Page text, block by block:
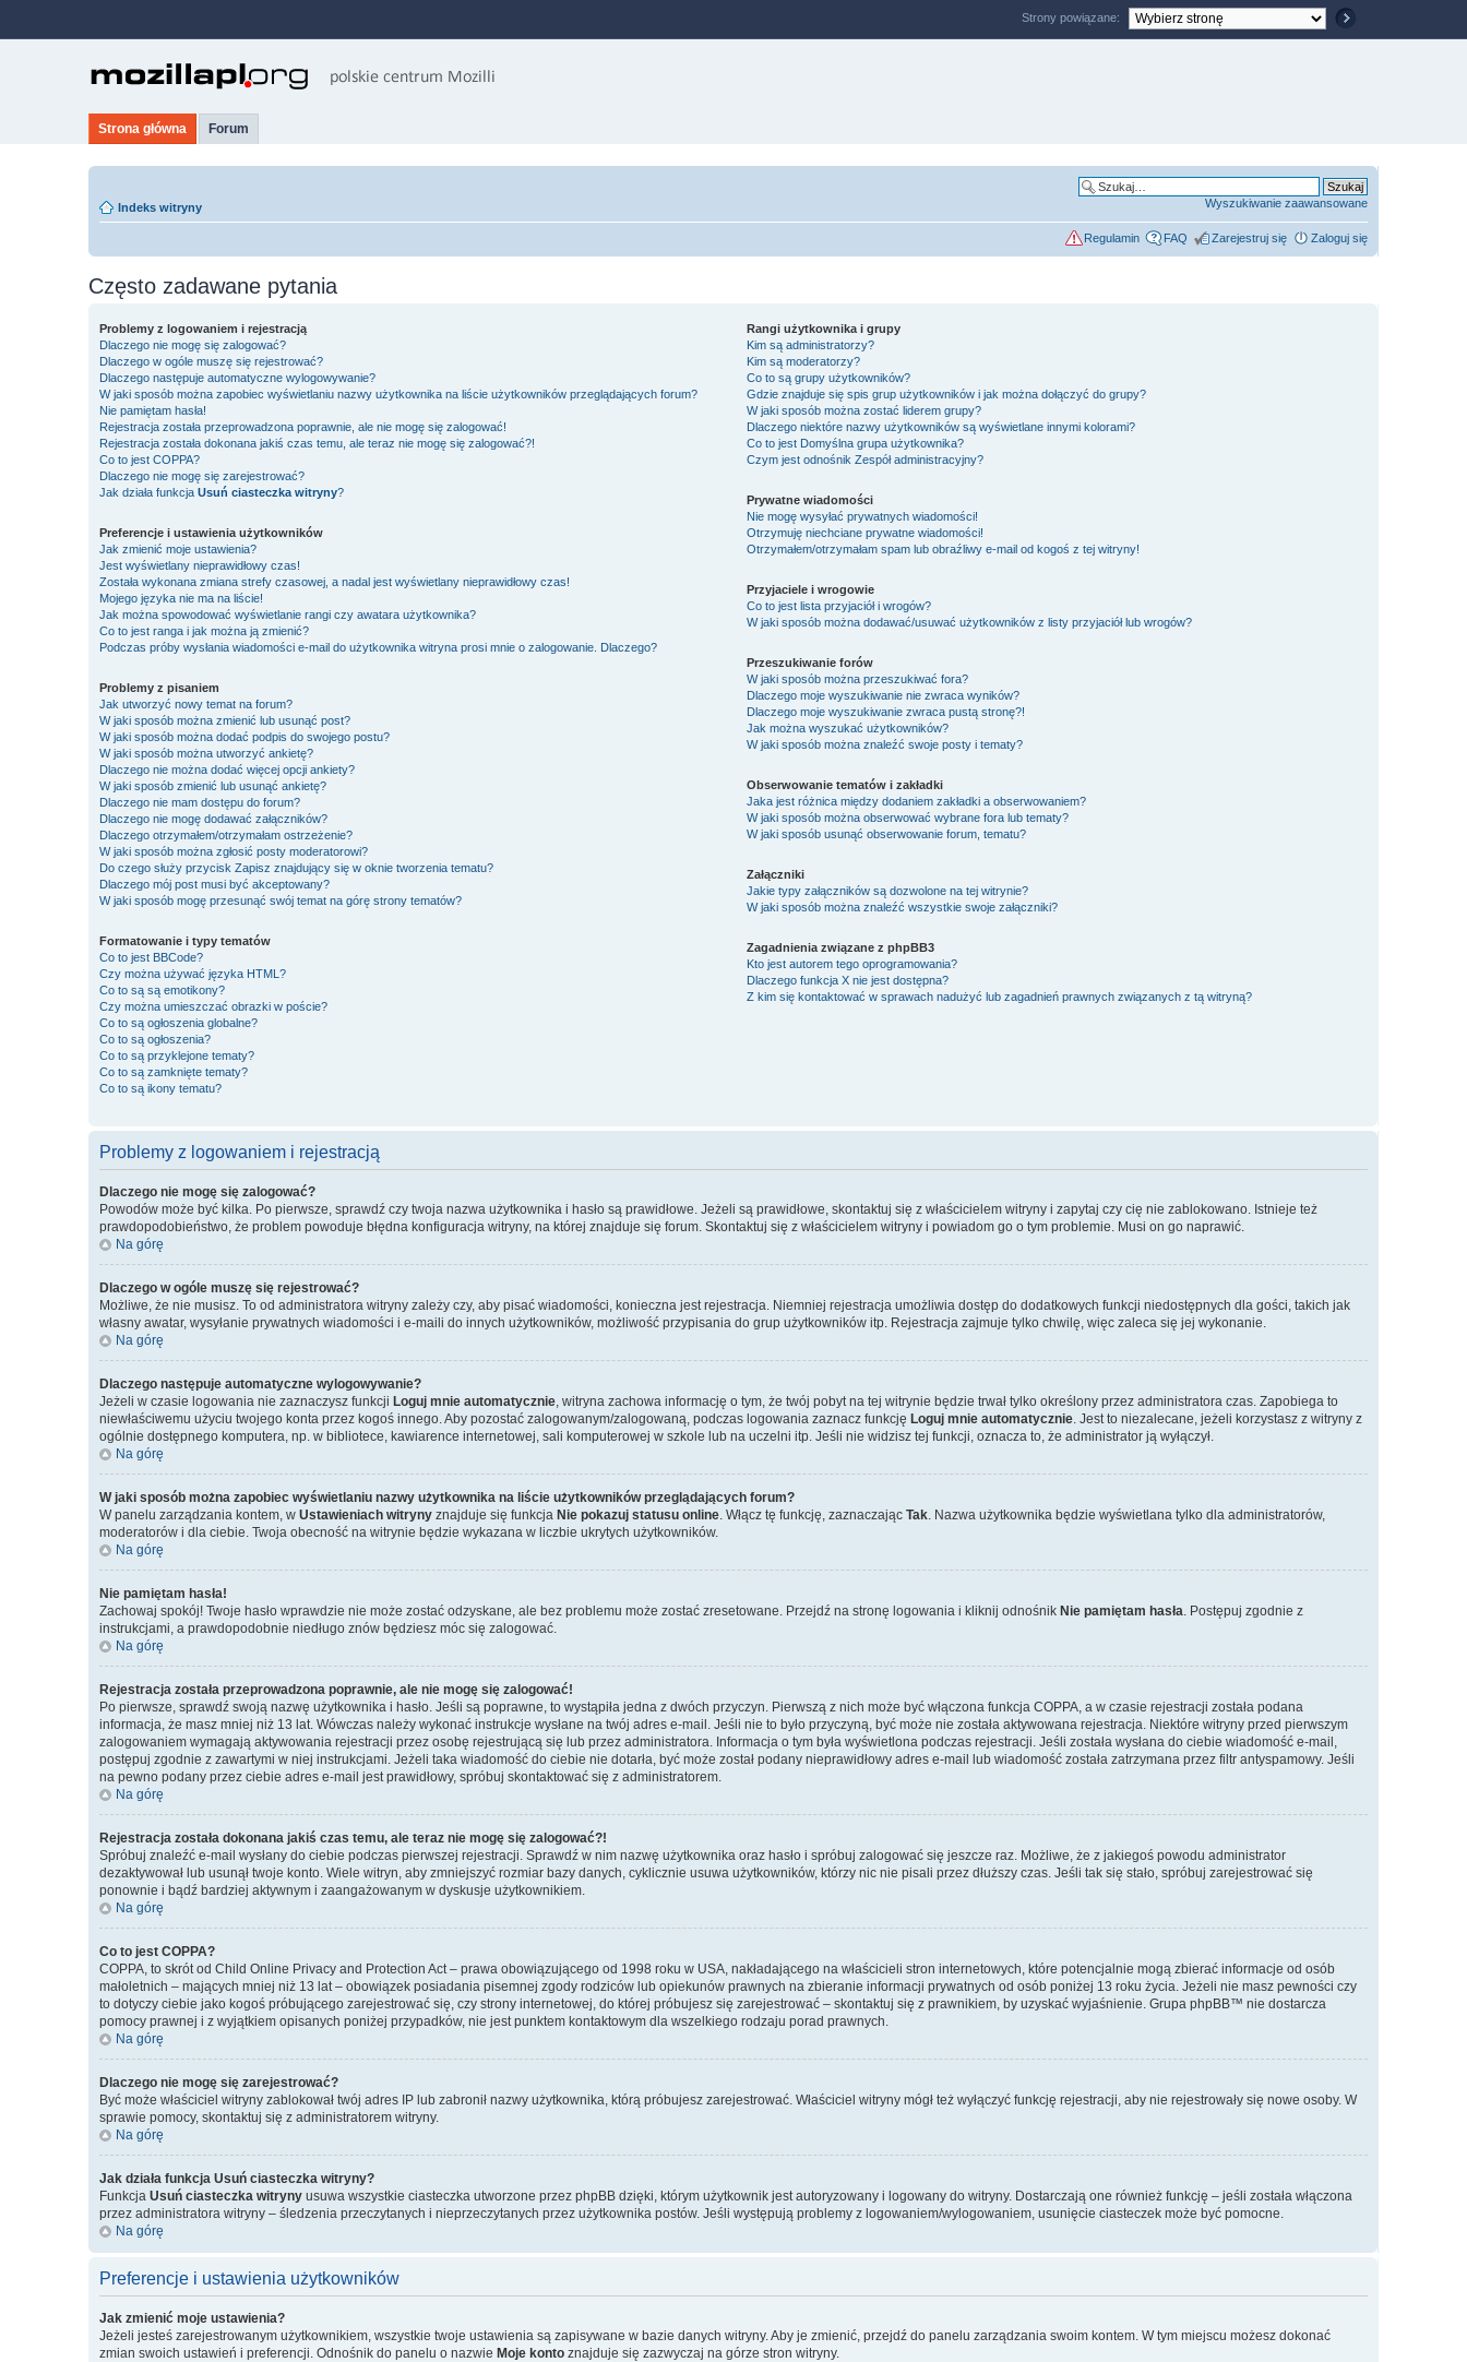
Strona główna Forum
Wyszukiwanie zaawansowane
Indeks witryny
Regulamin FAQ Zarejestruj się Zaloguj się
Często zadawane pytania
Problemy z logowaniem i rejestracją
Dlaczego nie mogę się zalogować?
Dlaczego w ogóle muszę się rejestrować?
Dlaczego następuje automatyczne wylogowywanie?
W jaki sposób można zapobiec wyświetlaniu nazwy użytkownika na liście użytkowników przeglądających forum?
Nie pamiętam hasła!
Rejestracja została przeprowadzona poprawnie, ale nie mogę się zalogować!
Rejestracja została dokonana jakiś czas temu, ale teraz nie mogę się zalogować?!
Co to jest COPPA?
Dlaczego nie mogę się zarejestrować?
Jak działa funkcja Usuń ciasteczka witryny?
Preferencje i ustawienia użytkowników
Jak zmienić moje ustawienia?
Jest wyświetlany nieprawidłowy czas!
Została wykonana zmiana strefy czasowej, a nadal jest wyświetlany nieprawidłowy czas!
Mojego języka nie ma na liście!
Jak można spowodować wyświetlanie rangi czy awatara użytkownika?
Co to jest ranga i jak można ją zmienić?
Podczas próby wysłania wiadomości e-mail do użytkownika witryna prosi mnie o zalogowanie. Dlaczego?
Problemy z pisaniem
Jak utworzyć nowy temat na forum?
W jaki sposób można zmienić lub usunąć post?
W jaki sposób można dodać podpis do swojego postu?
W jaki sposób można utworzyć ankietę?
Dlaczego nie można dodać więcej opcji ankiety?
W jaki sposób zmienić lub usunąć ankietę?
Dlaczego nie mam dostępu do forum?
Dlaczego nie mogę dodawać załączników?
Dlaczego otrzymałem/otrzymałam ostrzeżenie?
W jaki sposób można zgłosić posty moderatorowi?
Do czego służy przycisk Zapisz znajdujący się w oknie tworzenia tematu?
Dlaczego mój post musi być akceptowany?
W jaki sposób mogę przesunąć swój temat na górę strony tematów?
Formatowanie i typy tematów
Co to jest BBCode?
Czy można używać języka HTML?
Co to są są emotikony?
Czy można umieszczać obrazki w poście?
Co to są ogłoszenia globalne?
Co to są ogłoszenia?
Co to są przyklejone tematy?
Co to są zamknięte tematy?
Co to są ikony tematu?
Rangi użytkownika i grupy
Kim są administratorzy?
Kim są moderatorzy?
Co to są grupy użytkowników?
Gdzie znajduje się spis grup użytkowników i jak można dołączyć do grupy?
W jaki sposób można zostać liderem grupy?
Dlaczego niektóre nazwy użytkowników są wyświetlane innymi kolorami?
Co to jest Domyślna grupa użytkownika?
Czym jest odnośnik Zespół administracyjny?
Prywatne wiadomości
Nie mogę wysyłać prywatnych wiadomości!
Otrzymuję niechciane prywatne wiadomości!
Otrzymałem/otrzymałam spam lub obraźliwy e-mail od kogoś z tej witryny!
Przyjaciele i wrogowie
Co to jest lista przyjaciół i wrogów?
W jaki sposób można dodawać/usuwać użytkowników z listy przyjaciół lub wrogów?
Przeszukiwanie forów
W jaki sposób można przeszukiwać fora?
Dlaczego moje wyszukiwanie nie zwraca wyników?
Dlaczego moje wyszukiwanie zwraca pustą stronę?!
Jak można wyszukać użytkowników?
W jaki sposób można znaleźć swoje posty i tematy?
Obserwowanie tematów i zakładki
Jaka jest różnica między dodaniem zakładki a obserwowaniem?
W jaki sposób można obserwować wybrane fora lub tematy?
W jaki sposób usunąć obserwowanie forum, tematu?
Załączniki
Jakie typy załączników są dozwolone na tej witrynie?
W jaki sposób można znaleźć wszystkie swoje załączniki?
Zagadnienia związane z phpBB3
Kto jest autorem tego oprogramowania?
Dlaczego funkcja X nie jest dostępna?
Z kim się kontaktować w sprawach nadużyć lub zagadnień prawnych związanych z tą witryną?
Problemy z logowaniem i rejestracją
Dlaczego nie mogę się zalogować?
Powodów może być kilka. Po pierwsze, sprawdź czy twoja nazwa użytkownika i hasło są prawidłowe. Jeżeli są prawidłowe, skontaktuj się z właścicielem witryny i zapytaj czy cię nie zablokowano. Istnieje też
prawdopodobieństwo, że problem powoduje błędna konfiguracja witryny, na której znajduje się forum. Skontaktuj się z właścicielem witryny i powiadom go o tym problemie. Musi on go naprawić.
Na górę
Dlaczego w ogóle muszę się rejestrować?
Możliwe, że nie musisz. To od administratora witryny zależy czy, aby pisać wiadomości, konieczna jest rejestracja. Niemniej rejestracja umożliwia dostęp do dodatkowych funkcji niedostępnych dla gości, takich jak
własny awatar, wysyłanie prywatnych wiadomości i e-maili do innych użytkowników, możliwość przypisania do grup użytkowników itp. Rejestracja zajmuje tylko chwilę, więc zaleca się jej wykonanie.
Na górę
Dlaczego następuje automatyczne wylogowywanie?
Jeżeli w czasie logowania nie zaznaczysz funkcji Loguj mnie automatycznie, witryna zachowa informację o tym, że twój pobyt na tej witrynie będzie trwał tylko określony przez administratora czas. Zapobiega to
niewłaściwemu użyciu twojego konta przez kogoś innego. Aby pozostać zalogowanym/zalogowaną, podczas logowania zaznacz funkcję Loguj mnie automatycznie. Jest to niezalecane, jeżeli korzystasz z witryny z
ogólnie dostępnego komputera, np. w bibliotece, kawiarence internetowej, sali komputerowej w szkole lub na uczelni itp. Jeśli nie widzisz tej funkcji, oznacza to, że administrator ją wyłączył.
Na górę
W jaki sposób można zapobiec wyświetlaniu nazwy użytkownika na liście użytkowników przeglądających forum?
W panelu zarządzania kontem, w Ustawieniach witrynyznajduje się funkcja Nie pokazuj statusu online. Włącz tę funkcję, zaznaczając Tak. Nazwa użytkownika będzie wyświetlana tylko dla administratorów,
moderatorów i dla ciebie. Twoja obecność na witrynie będzie wykazana w liczbie ukrytych użytkowników.
Na górę
Nie pamiętam hasła!
Zachowaj spokój! Twoje hasło wprawdzie nie może zostać odzyskane, ale bez problemu może zostać zresetowane. Przejdź na stronę logowania i kliknij odnośnik Nie pamiętam hasła. Postępuj zgodnie z
instrukcjami, a prawdopodobnie niedługo znów będziesz móc się zalogować.
Na górę
Rejestracja została przeprowadzona poprawnie, ale nie mogę się zalogować!
Po pierwsze, sprawdź swoją nazwę użytkownika i hasło. Jeśli są poprawne, to wystąpiła jedna z dwóch przyczyn. Pierwszą z nich może być włączona funkcja COPPA, a w czasie rejestracji została podana
informacja, że masz mniej niż 13 lat. Wówczas należy wykonać instrukcje wysłane na twój adres e-mail. Jeśli nie to było przyczyną, być może nie została aktywowana rejestracja. Niektóre witryny przed pierwszym
zalogowaniem wymagają aktywowania rejestracji przez osobę rejestrującą się lub przez administratora. Informacja o tym była wyświetlona podczas rejestracji. Jeśli została wysłana do ciebie wiadomość e-mail,
postępuj zgodnie z zawartymi w niej instrukcjami. Jeżeli taka wiadomość do ciebie nie dotarła, być może został podany nieprawidłowy adres e-mail lub wiadomość została zatrzymana przez filtr antyspamowy. Jeśli
na pewno podany przez ciebie adres e-mail jest prawidłowy, spróbuj skontaktować się z administratorem.
Na górę
Rejestracja została dokonana jakiś czas temu, ale teraz nie mogę się zalogować?!
Spróbuj znaleźć e-mail wysłany do ciebie podczas pierwszej rejestracji. Sprawdź w nim nazwę użytkownika oraz hasło i spróbuj zalogować się jeszcze raz. Możliwe, że z jakiegoś powodu administrator
dezaktywował lub usunął twoje konto. Wiele witryn, aby zmniejszyć rozmiar bazy danych, cyklicznie usuwa użytkowników, którzy nic nie pisali przez dłuższy czas. Jeśli tak się stało, spróbuj zarejestrować się
ponownie i bądź bardziej aktywnym i zaangażowanym w dyskusje użytkownikiem.
Na górę
Co to jest COPPA?
COPPA, to skrót od Child Online Privacy and Protection Act – prawa obowiązującego od 1998 roku w USA, nakładającego na właścicieli stron internetowych, które potencjalnie mogą zbierać informacje od osób
małoletnich – mających mniej niż 13 lat – obowiązek posiadania pisemnej zgody rodziców lub opiekunów prawnych na zbieranie informacji prywatnych od osób poniżej 13 roku życia. Jeżeli nie masz pewności czy
to dotyczy ciebie jako kogoś próbującego zarejestrować się, czy strony internetowej, do której próbujesz się zarejestrować – skontaktuj się z prawnikiem, by uzyskać wyjaśnienie. Grupa phpBB™ nie dostarcza
pomocy prawnej i z wyjątkiem opisanych poniżej przypadków, nie jest punktem kontaktowym dla wszelkiego rodzaju porad prawnych.
Na górę
Dlaczego nie mogę się zarejestrować?
Być może właściciel witryny zablokował twój adres IP lub zabronił nazwy użytkownika, którą próbujesz zarejestrować. Właściciel witryny mógł też wyłączyć funkcję rejestracji, aby nie rejestrowały się nowe osoby. W
sprawie pomocy, skontaktuj się z administratorem witryny.
Na górę
Jak działa funkcja Usuń ciasteczka witryny?
Funkcja Usuń ciasteczka witrynyusuwa wszystkie ciasteczka utworzone przez phpBB dzięki, którym użytkownik jest autoryzowany i logowany do witryny. Dostarczają one również funkcję – jeśli została włączona
przez administratora witryny – śledzenia przeczytanych i nieprzeczytanych przez użytkownika postów. Jeśli występują problemy z logowaniem/wylogowaniem, usunięcie ciasteczek może być pomocne.
Na górę
Preferencje i ustawienia użytkowników
Jak zmienić moje ustawienia?
Jeżeli jesteś zarejestrowanym użytkownikiem, wszystkie twoje ustawienia są zapisywane w bazie danych witryny. Aby je zmienić, przejdź do panelu zarządzania swoim kontem. W tym miejscu możesz dokonać
zmian swoich ustawień i preferencji. Odnośnik do panelu o nazwie Moje kontoznajduje się zazwyczaj na górze stron witryny.
Strony powiązane: